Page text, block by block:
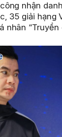
nhận
35 giải hạng
nhân